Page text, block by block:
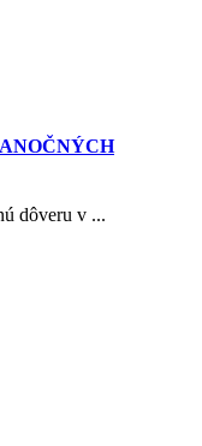
dôveru v ...